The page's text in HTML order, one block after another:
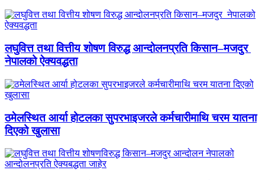
लघुवित्त तथा वित्तीय शोषण विरुद्ध आन्दोलनप्रति किसान–मजदुर
नेपालको ऐक्यवद्धता
ठमेलस्थित आर्या होटलका सुपरभाइजरले कर्मचारीमाथि चरम यातना
दिएको खुलासा